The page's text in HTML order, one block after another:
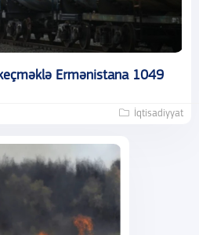
Ermənistana 1049
İqtisadiyyat